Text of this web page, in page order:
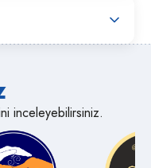
inceleyebilirsiniz.